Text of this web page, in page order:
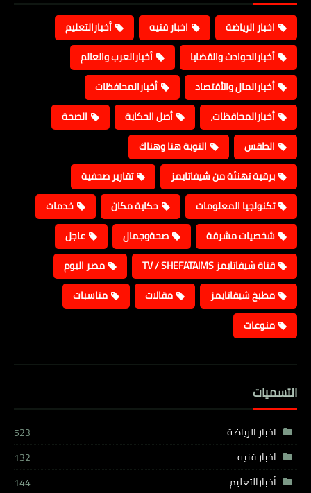
اخبار الرياضة اخبار فنيه
أخبارالتعليم
أخبارالحوادث والقضايا
أخبارالعرب والعالم
أخبارالمال والأقتصاد
أخبارالمحافظات
أخبارالمحافظات،
أصل الحكاية
الصحة
الطقس
النوبة هنا وهناك
برقية تهنئة من شيفاتايمز
تقارير صحفية
تكنولجيا المعلومات
حكاية مكان
خدمات
شخصيات مشرفة
صحةوجمال
عاجل
قناة شيفاتايمز TV / SHEFATAIMS
مصر اليوم
مطبخ شيفاتايمز
مقالات
مناسبات
منوعات
التسميات
اخبار الرياضة
523
اخبار فنيه
132
أخبارالتعليم
144